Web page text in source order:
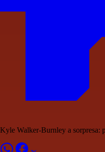
Kyle Walker-Burnley a sorpresa: